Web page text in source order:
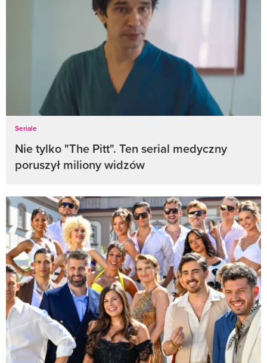
Seriale
Nie tylko "The Pitt". Ten serial medyczny
poruszył miliony widzów